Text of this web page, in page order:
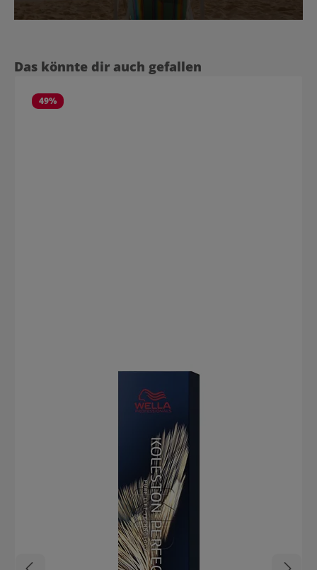
Produktgalerie überspringen
Das könnte dir auch gefallen
49%